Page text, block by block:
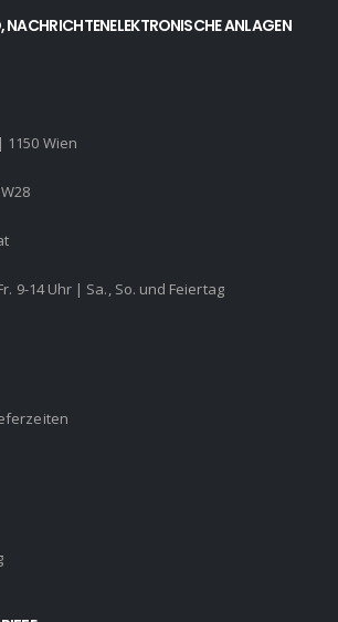
NACHRICHTENELEKTRONISCHE ANLAGEN
1150 Wien
9-14 Uhr | Sa., So. und Feiertag